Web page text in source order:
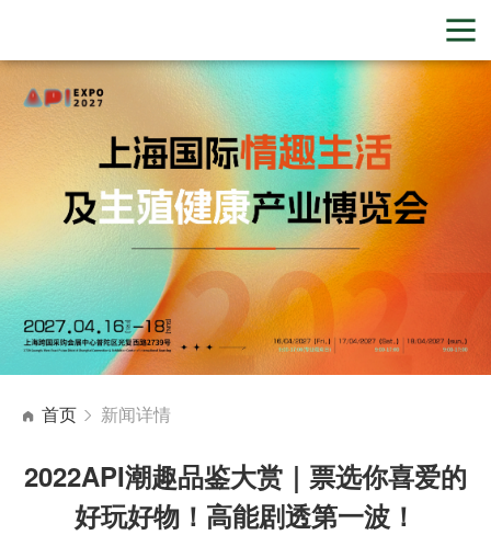
首页 新闻详情
2022API潮趣品鉴大赏｜票选你喜爱的
好玩好物！高能剧透第一波！